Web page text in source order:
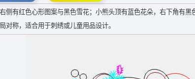
侧有红色心形图案与黑色雪花；小熊头顶有蓝色花朵，右下角有
对称，适合用于刺绣或儿童用品设计。